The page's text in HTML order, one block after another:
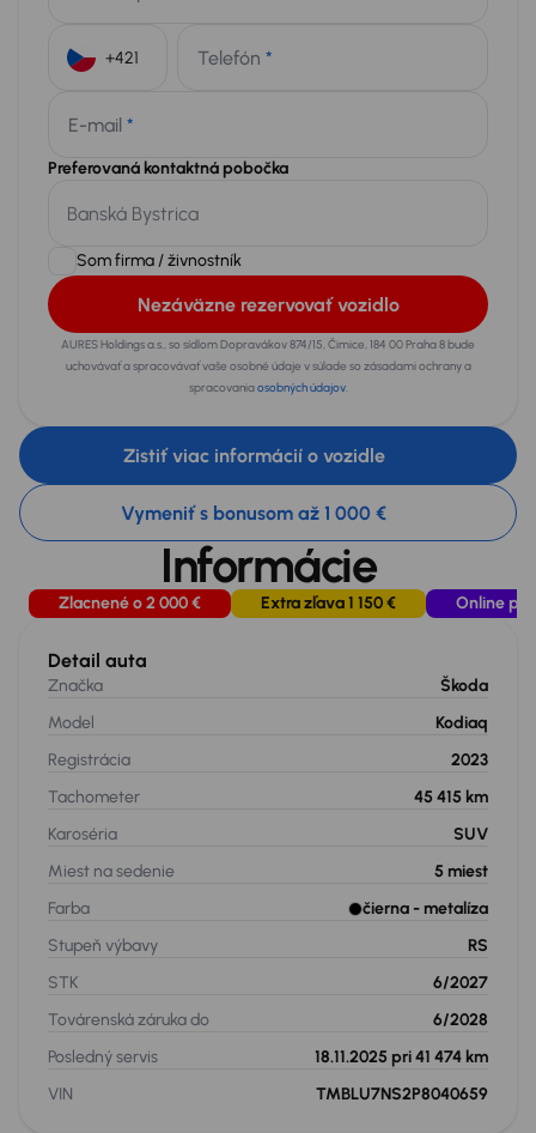
Telefón *
E-mail *
Preferovaná kontaktná pobočka
Som firma / živnostník
Nezáväzne rezervovať vozidlo
AURES Holdings a.s., so sídlom Dopravákov 874/15, Čimice, 184 00 Praha 8 bude
uchovávať a spracovávať vaše osobné údaje v súlade so zásadami ochrany a
spracovaniaosobných údajov.
Zistiť viac informácií o vozidle
Vymeniť s bonusom až 1 000 €
Informácie
Zlacnené o 2 000 € Extra zľava 1 150 € Online
Detail auta
Značka
Škoda
Model
Kodiaq
Registrácia
2023
Tachometer
45 415 km
Karoséria
SUV
Miest na sedenie
5 miest
Farba
čierna - metalíza
Stupeň výbavy
RS
STK
6/2027
Továrenská záruka do
6/2028
Posledný servis
18.11.2025 pri 41 474 km
VIN
TMBLU7NS2P8040659